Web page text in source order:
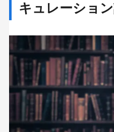
運営側の運用や記事
キュレーション記事作
サイトごとのルール
インパクトのあるタ
文字数は1000〜2000
キャッチーな画像を
キュレーショ